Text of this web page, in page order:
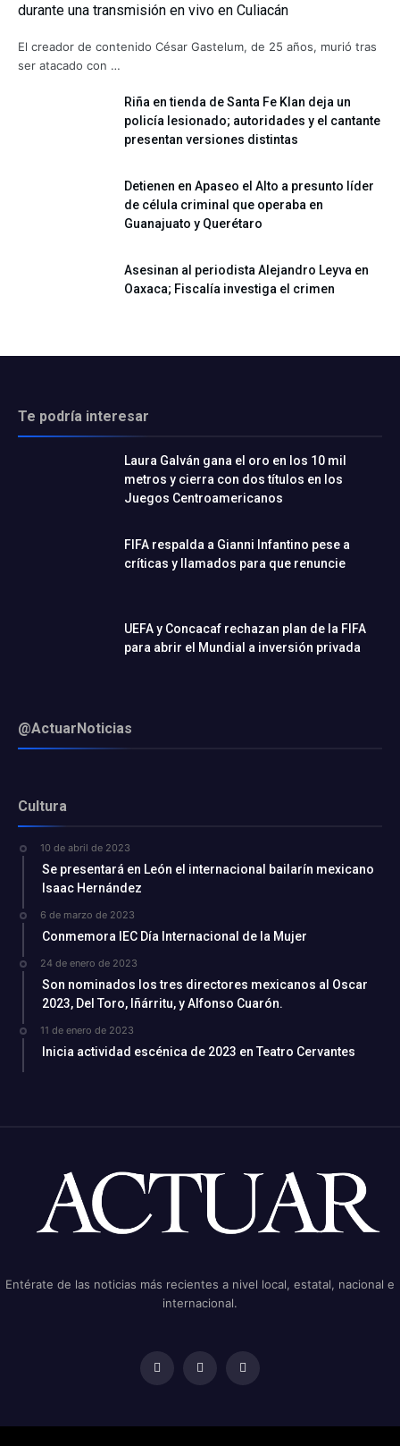
durante una transmisión en vivo en Culiacán
El creador de contenido César Gastelum, de 25 años, murió tras
ser atacado con …
Riña en tienda de Santa Fe Klan deja un
policía lesionado; autoridades y el cantante
presentan versiones distintas
Detienen en Apaseo el Alto a presunto líder
de célula criminal que operaba en
Guanajuato y Querétaro
Asesinan al periodista Alejandro Leyva en
Oaxaca; Fiscalía investiga el crimen
Te podría interesar
Laura Galván gana el oro en los 10 mil
metros y cierra con dos títulos en los
Juegos Centroamericanos
FIFA respalda a Gianni Infantino pese a
críticas y llamados para que renuncie
UEFA y Concacaf rechazan plan de la FIFA
para abrir el Mundial a inversión privada
@ActuarNoticias
Cultura
10 de abril de 2023
Se presentará en León el internacional bailarín mexicano
Isaac Hernández
6 de marzo de 2023
Conmemora IEC Día Internacional de la Mujer
24 de enero de 2023
Son nominados los tres directores mexicanos al Oscar
2023, Del Toro, Iñárritu, y Alfonso Cuarón.
11 de enero de 2023
Inicia actividad escénica de 2023 en Teatro Cervantes
Entérate de las noticias más recientes a nivel local, estatal, nacional e
internacional.